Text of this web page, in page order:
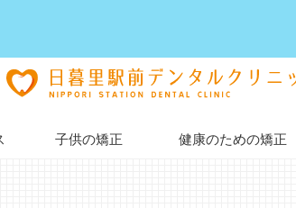
子供の矯正 健康のための矯正